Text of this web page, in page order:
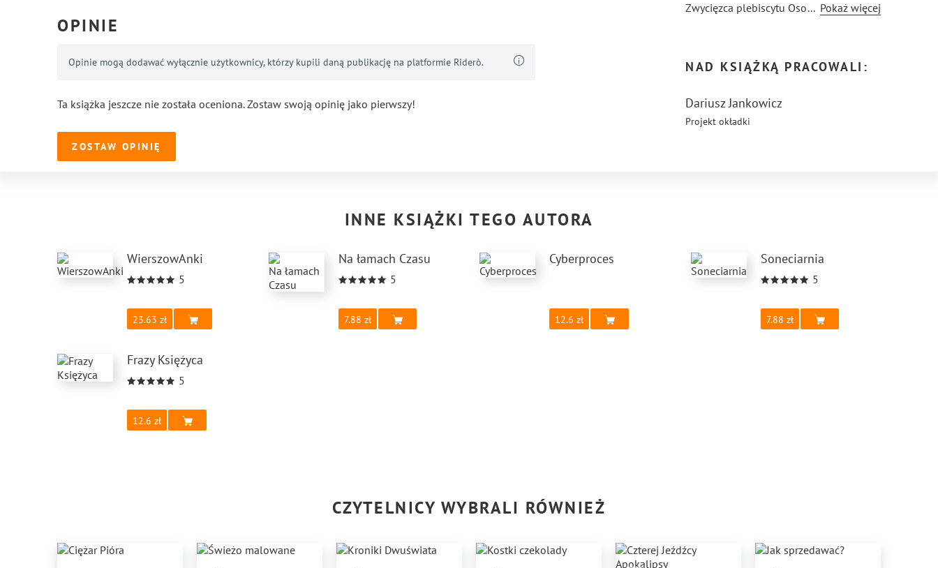
OPINIE
Opinie mogą dodawać wyłącznie użytkownicy, którzy kupili daną publikację na platformie Riderò.
Ta książka jeszcze nie została oceniona. Zostaw swoją opinię jako pierwszy!
ZOSTAW OPINIĘ
Zwycięzca plebiscytu Osobowość Roku
Ogólnopolskiego Konkursu Literackiego
im. Ryszarda Kornackiego. W poetyckim
publikacje: „Frazy Księżyca”, „Soneciarnia”,
„Na łamach Czasu” oraz „WierszowAnki”.
... Pokaż więcej
NAD KSIĄŻKĄ PRACOWALI:
Dariusz Jankowicz
Projekt okładki
INNE KSIĄŻKI TEGO AUTORA
WierszowAnki
5
23.63
Na łamach Czasu
5
7.88
Cyberproces
12.6
Soneciarnia
5
7.88
Frazy Księżyca
5
12.6
CZYTELNICY WYBRALI RÓWNIEŻ